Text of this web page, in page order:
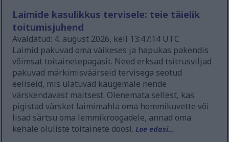
Laimide kasulikkus tervisele: teie täielik
toitumisjuhend
Avaldatud: 4. august 2026, kell 13:47:14 UTC
Laimid pakuvad oma väikeses ja hapukas pakendis
võimsat toitainetepagasit. Need erksad tsitrusviljad
pakuvad märkimisväärseid tervisega seotud
eeliseid, mis ulatuvad kaugemale nende
värskendavast maitsest. Olenemata sellest, kas
pigistad värsket laimimahla oma hommikuvette või
lisad särtsu oma lemmikroogadele, annad oma
kehale oluliste toitainete doosi.Loe edasi...